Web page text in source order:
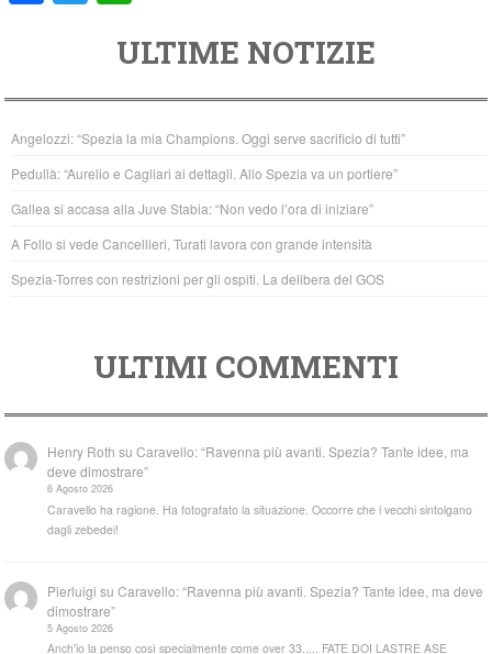
a
e
b
o
o
k
wi
er
at
s
A
p
p
ULTIME NOTIZIE
Angelozzi: “Spezia la mia Champions. Oggi serve sacrificio di tutti”
Pedullà: “Aurelio e Cagliari ai dettagli. Allo Spezia va un portiere”
Gallea si accasa alla Juve Stabia: “Non vedo l’ora di iniziare”
A Follo si vede Cancellieri, Turati lavora con grande intensità
Spezia-Torres con restrizioni per gli ospiti. La delibera del GOS
ULTIMI COMMENTI
Henry Roth suCaravello: “Ravenna più avanti. Spezia? Tante idee, ma
deve dimostrare”
6 Agosto 2026
Caravello ha ragione. Ha fotografato la situazione. Occorre che i vecchi sintolgano
dagli zebedei!
Pierluigi suCaravello: “Ravenna più avanti. Spezia? Tante idee, ma deve
dimostrare”
5 Agosto 2026
Anch'io la penso così specialmente come over 33..... FATE DOI LASTRE ASE